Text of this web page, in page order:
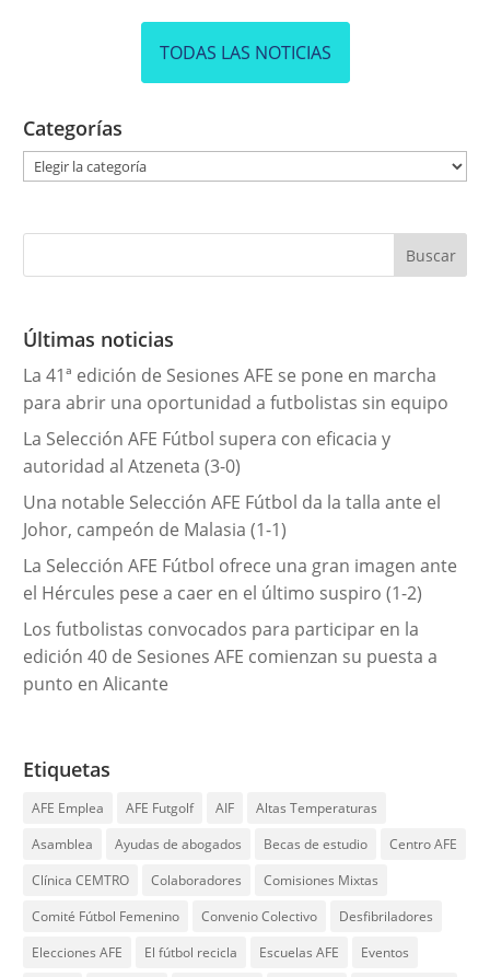
TODAS LAS NOTICIAS
Categorías
g
r
a
s
Últimas noticias
La 41ª edición de Sesiones AFE se pone en marcha
para abrir una oportunidad a futbolistas sin equipo
La Selección AFE Fútbol supera con eficacia y
autoridad al Atzeneta (3-0)
Una notable Selección AFE Fútbol da la talla ante el
Johor, campeón de Malasia (1-1)
La Selección AFE Fútbol ofrece una gran imagen ante
el Hércules pese a caer en el último suspiro (1-2)
Los futbolistas convocados para participar en la
edición 40 de Sesiones AFE comienzan su puesta a
punto en Alicante
Etiquetas
AFE Emplea AFE Futgolf AIF
Altas Temperaturas
Asamblea
Ayudas de abogados Becas de estudio
Centro AFE
Clínica CEMTRO
Colaboradores
Comisiones Mixtas
Comité Fútbol Femenino
Convenio Colectivo
Desfibriladores
Elecciones AFE
El fútbol recicla Escuelas AFE
Eventos